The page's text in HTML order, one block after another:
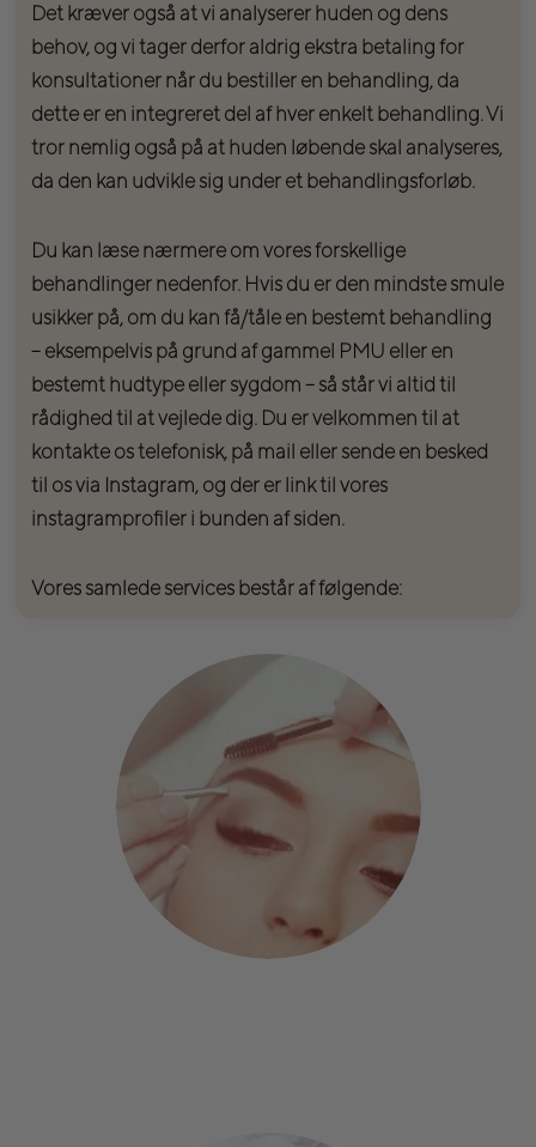
Det kræver også at vi analyserer huden og dens
behov, og vi tager derfor aldrig ekstra betaling for
konsultationer når du bestiller en behandling, da
dette er en integreret del af hver enkelt behandling. Vi
tror nemlig også på at huden løbende skal analyseres,
da den kan udvikle sig under et behandlingsforløb.
Du kan læse nærmere om vores forskellige
behandlinger nedenfor. Hvis du er den mindste smule
usikker på, om du kan få/tåle en bestemt behandling
– eksempelvis på grund af gammel PMU eller en
bestemt hudtype eller sygdom – så står vi altid til
rådighed til at vejlede dig. Du er velkommen til at
kontakte os telefonisk, på mail eller sende en besked
til os via Instagram, og der er link til vores
instagramprofiler i bunden af siden.
Vores samlede services består af følgende: